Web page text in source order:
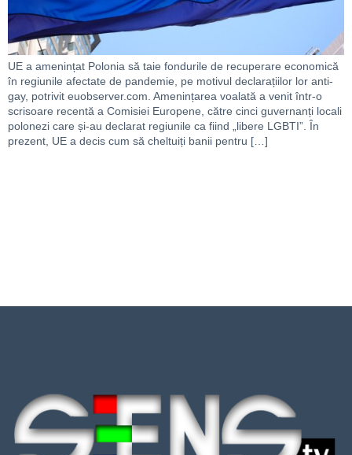
UE a amenințat Polonia să taie fondurile de recuperare economică
în regiunile afectate de pandemie, pe motivul declarațiilor lor anti-
gay, potrivit euobserver.com. Amenințarea voalată a venit într-o
scrisoare recentă a Comisiei Europene, către cinci guvernanți locali
polonezi care și-au declarat regiunile ca fiind „libere LGBTI”. În
prezent, UE a decis cum să cheltuiți banii pentru […]